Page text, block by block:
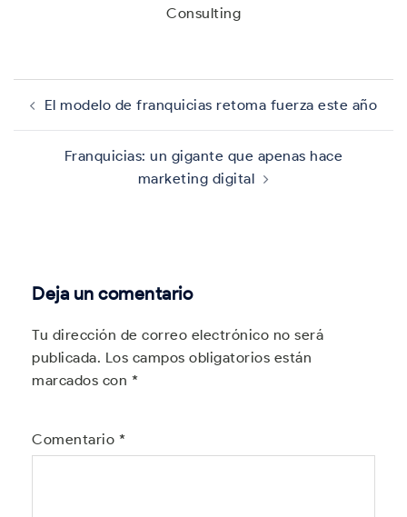
Consulting
Navegación
de
entradas
El modelo de franquicias retoma fuerza este año
Franquicias: un gigante que apenas hace
marketing digital
Deja un comentario
Tu dirección de correo electrónico no será
publicada. Los campos obligatorios están
marcados con *
Comentario *